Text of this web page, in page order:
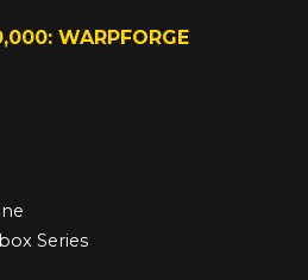
WARPFORGE
Series